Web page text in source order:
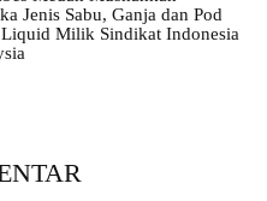
Jenis Sabu, Ganja dan Pod
Milik Sindikat Indonesia